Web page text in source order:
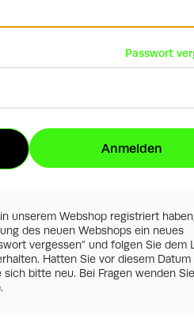
Passwort
Anmelden
unserem Webshop registriert haben,
des neuen Webshops ein neues
vergessen“ und folgen Sie dem
Hatten Sie vor diesem Datum
bitte neu. Bei Fragen wenden Sie
.